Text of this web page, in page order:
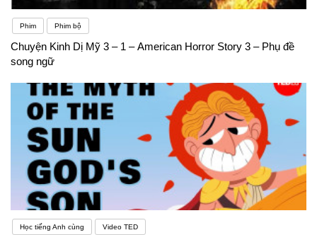
Phim Phim bộ
Chuyện Kinh Dị Mỹ 3 – 1 – American Horror Story 3 – Phụ đề
song ngữ
Học tiếng Anh cùng Video TED